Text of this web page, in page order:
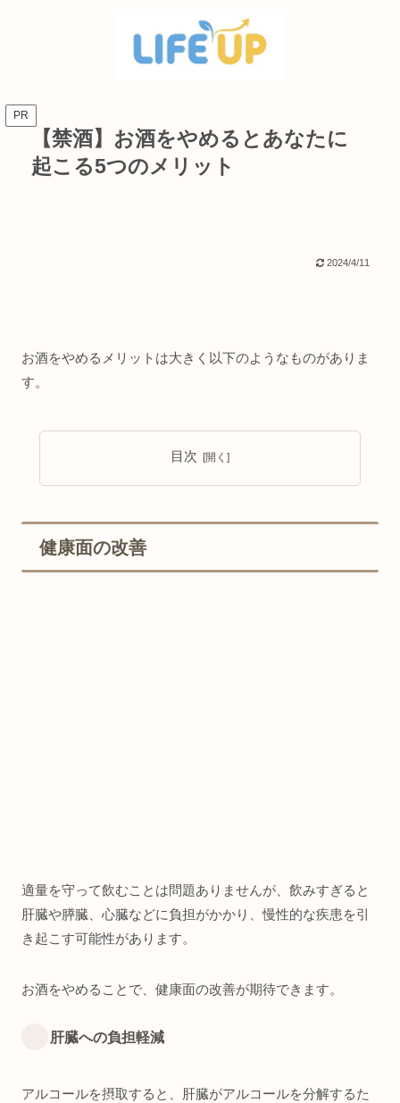
PR
【禁酒】お酒をやめるとあなたに
起こる5つのメリット
2024/4/11
お酒をやめるメリットは大きく以下のようなものがありま
す。
目次
健康面の改善
適量を守って飲むことは問題ありませんが、飲みすぎると
肝臓や膵臓、心臓などに負担がかかり、慢性的な疾患を引
き起こす可能性があります。
お酒をやめることで、健康面の改善が期待できます。
肝臓への負担軽減
アルコールを摂取すると、肝臓がアルコールを分解するた